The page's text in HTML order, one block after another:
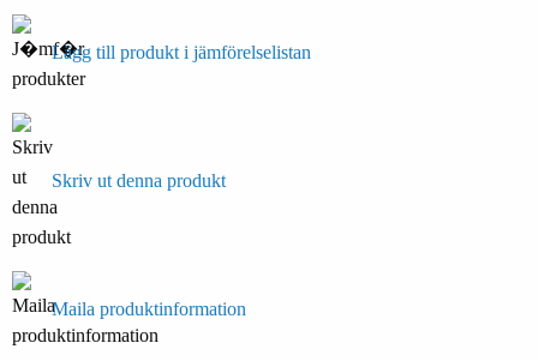
Lägg till produkt i jämförelselistan
Skriv ut denna produkt
Maila produktinformation